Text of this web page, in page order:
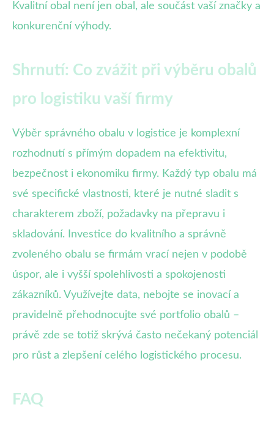
Kvalitní obal není jen obal, ale součást vaší značky a
konkurenční výhody.
Shrnutí: Co zvážit při výběru obalů
pro logistiku vaší firmy
Výběr správného obalu v logistice je komplexní
rozhodnutí s přímým dopadem na efektivitu,
bezpečnost i ekonomiku firmy. Každý typ obalu má
své specifické vlastnosti, které je nutné sladit s
charakterem zboží, požadavky na přepravu i
skladování. Investice do kvalitního a správně
zvoleného obalu se firmám vrací nejen v podobě
úspor, ale i vyšší spolehlivosti a spokojenosti
zákazníků. Využívejte data, nebojte se inovací a
pravidelně přehodnocujte své portfolio obalů –
právě zde se totiž skrývá často nečekaný potenciál
pro růst a zlepšení celého logistického procesu.
FAQ